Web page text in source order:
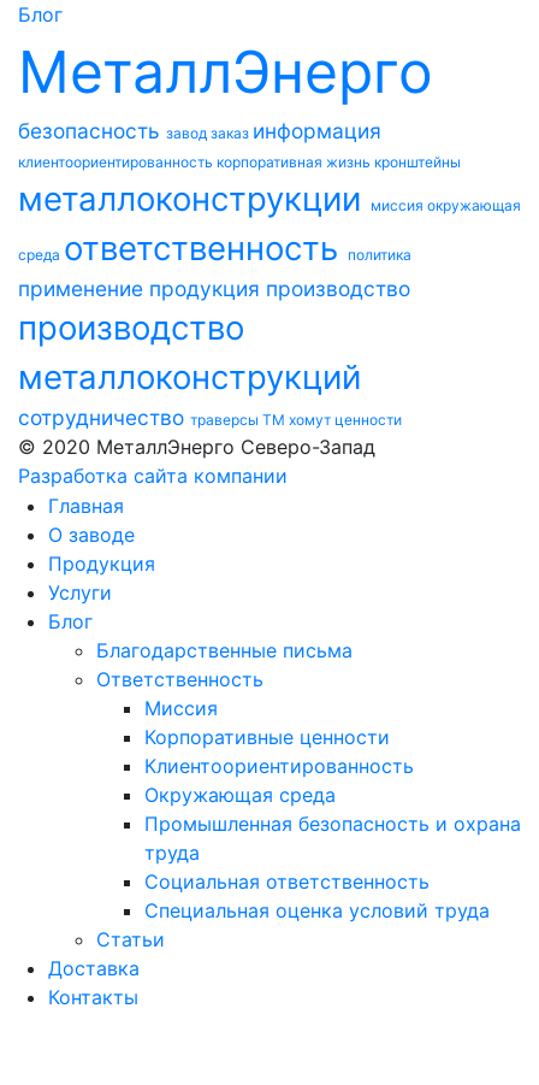
Блог
МеталлЭнерго
безопасность завод заказ информация
клиентоориентированность корпоративная жизнь кронштейны
металлоконструкции миссия окружающая
среда ответственность политика
применение продукция производство
производство
металлоконструкций
сотрудничество траверсы ТМ хомут ценности
© 2020 МеталлЭнерго Северо-Запад
Разработка сайта компании
Главная
О заводе
Продукция
Услуги
Блог
Благодарственные письма
Ответственность
Миссия
Корпоративные ценности
Клиентоориентированность
Окружающая среда
Промышленная безопасность и охрана
труда
Социальная ответственность
Специальная оценка условий труда
Статьи
Доставка
Контакты